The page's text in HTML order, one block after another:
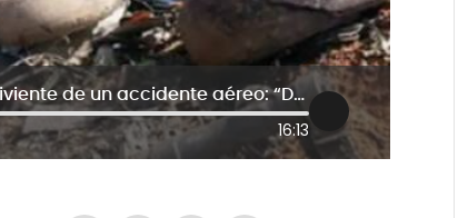
El relato de Annette Herfkens, única sobreviviente de un accidente aéreo: “Dejé de temer a la muerte”
16:13